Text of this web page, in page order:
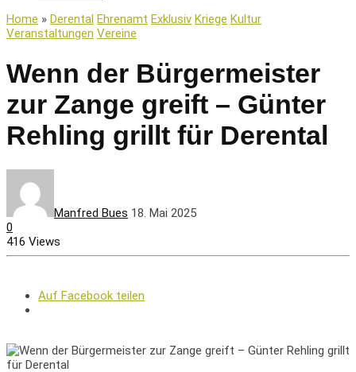
Home » Derental Ehrenamt Exklusiv Kriege Kultur
Veranstaltungen Vereine
Wenn der Bürgermeister
zur Zange greift – Günter
Rehling grillt für Derental
Manfred Bues 18. Mai 2025
0
416 Views
Auf Facebook teilen